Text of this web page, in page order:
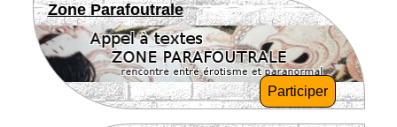
Zone Parafoutrale
Participer